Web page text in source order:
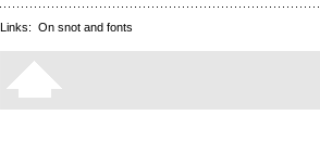
Links: On snot and fonts